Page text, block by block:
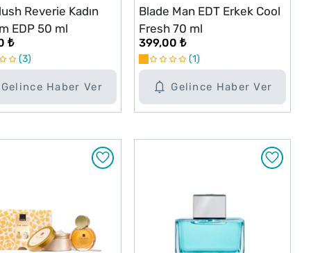
Gelince Haber Ver
Reverie Kadın
EDP 50 ml
₺
3
Gelince Haber Ver
Blade Man EDT Erkek Cool
Fresh 70 ml
399,00 ₺
1